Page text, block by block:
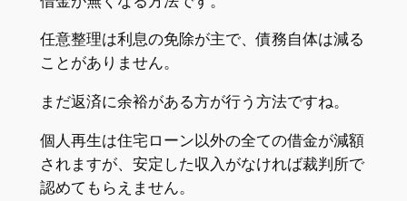
任意整理は利息の免除が主で、債務自体は減る
ことがありません。
まだ返済に余裕がある方が行う方法ですね。
個人再生は住宅ローン以外の全ての借金が減額
されますが、安定した収入がなければ裁判所で
認めてもらえません。